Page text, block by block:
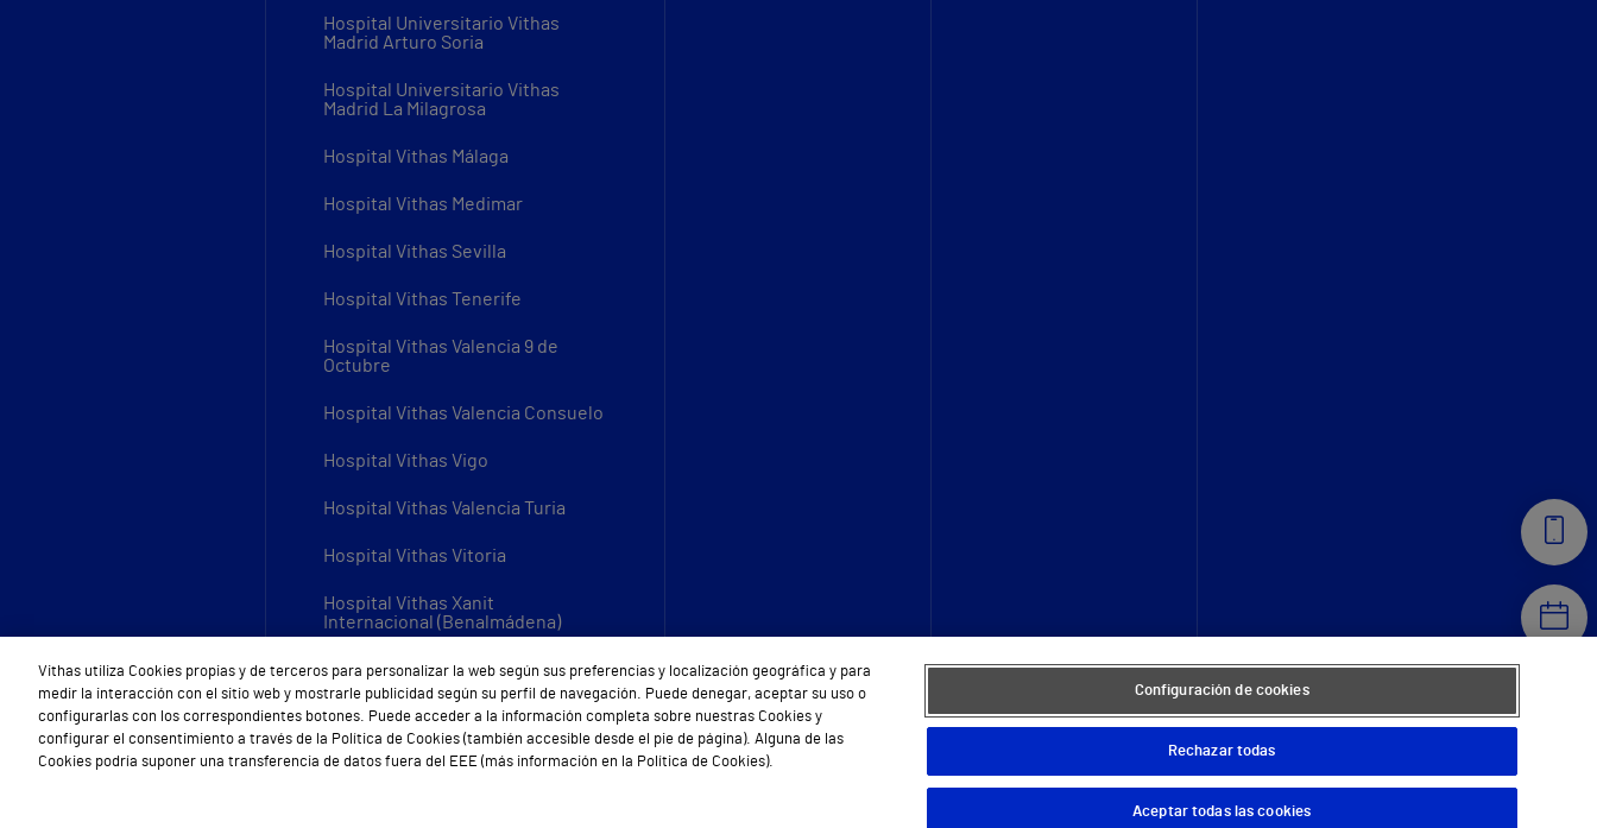
Hospital Universitario Vithas
Madrid Arturo Soria
Hospital Universitario Vithas
Madrid La Milagrosa
Hospital Vithas Málaga
Hospital Vithas Medimar
Hospital Vithas Sevilla
Hospital Vithas Tenerife
Hospital Vithas Valencia 9 de
Octubre
Hospital Vithas Valencia Consuelo
Hospital Vithas Vigo
Hospital Vithas Valencia Turia
Hospital Vithas Vitoria
Hospital Vithas Xanit
Internacional (Benalmádena)
Todos los centros Vithas
© 2026 Vithas. Todos los derechos reservados.
Vithas utiliza Cookies propias y de terceros para personalizar la web según sus preferencias y localización geográfica y para
medir la interacción con el sitio web y mostrarle publicidad según su perfil de navegación. Puede denegar, aceptar su uso o
configurarlas con los correspondientes botones. Puede acceder a la información completa sobre nuestras Cookies y
configurar el consentimiento a través de la Política de Cookies (también accesible desde el pie de página). Alguna de las
Cookies podría suponer una transferencia de datos fuera del EEE (más información en la Política de Cookies).
Configuración de cookies
Rechazar todas
Aceptar todas las cookies